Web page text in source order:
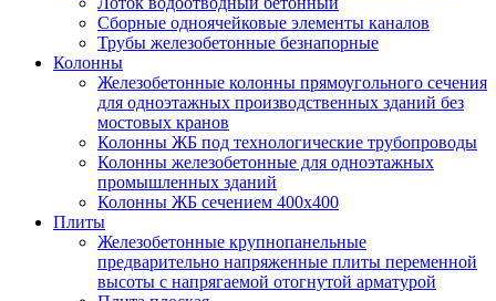
Сборные одноячейковые элементы каналов
Трубы железобетонные безнапорные
Колонны
Железобетонные колонны прямоугольного сечения
для одноэтажных производственных зданий без
мостовых кранов
Колонны ЖБ под технологические трубопроводы
Колонны железобетонные для одноэтажных
промышленных зданий
Колонны ЖБ сечением 400х400
Плиты
Железобетонные крупнопанельные
предварительно напряженные плиты переменной
высоты с напрягаемой отогнутой арматурой